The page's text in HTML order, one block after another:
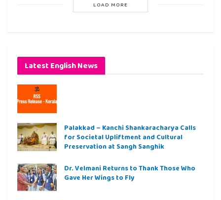
LOAD MORE
Latest English News
Palakkad – Kanchi Shankaracharya Calls
for Societal Upliftment and Cultural
Preservation at Sangh Sanghik
Dr. Velmani Returns to Thank Those Who
Gave Her Wings to Fly